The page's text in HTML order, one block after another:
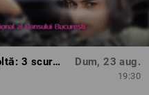
Margot Nash – Reverie și Revoltă: 3 scurtmetraje feminist-avangardiste Dum, 23 aug.
19:30